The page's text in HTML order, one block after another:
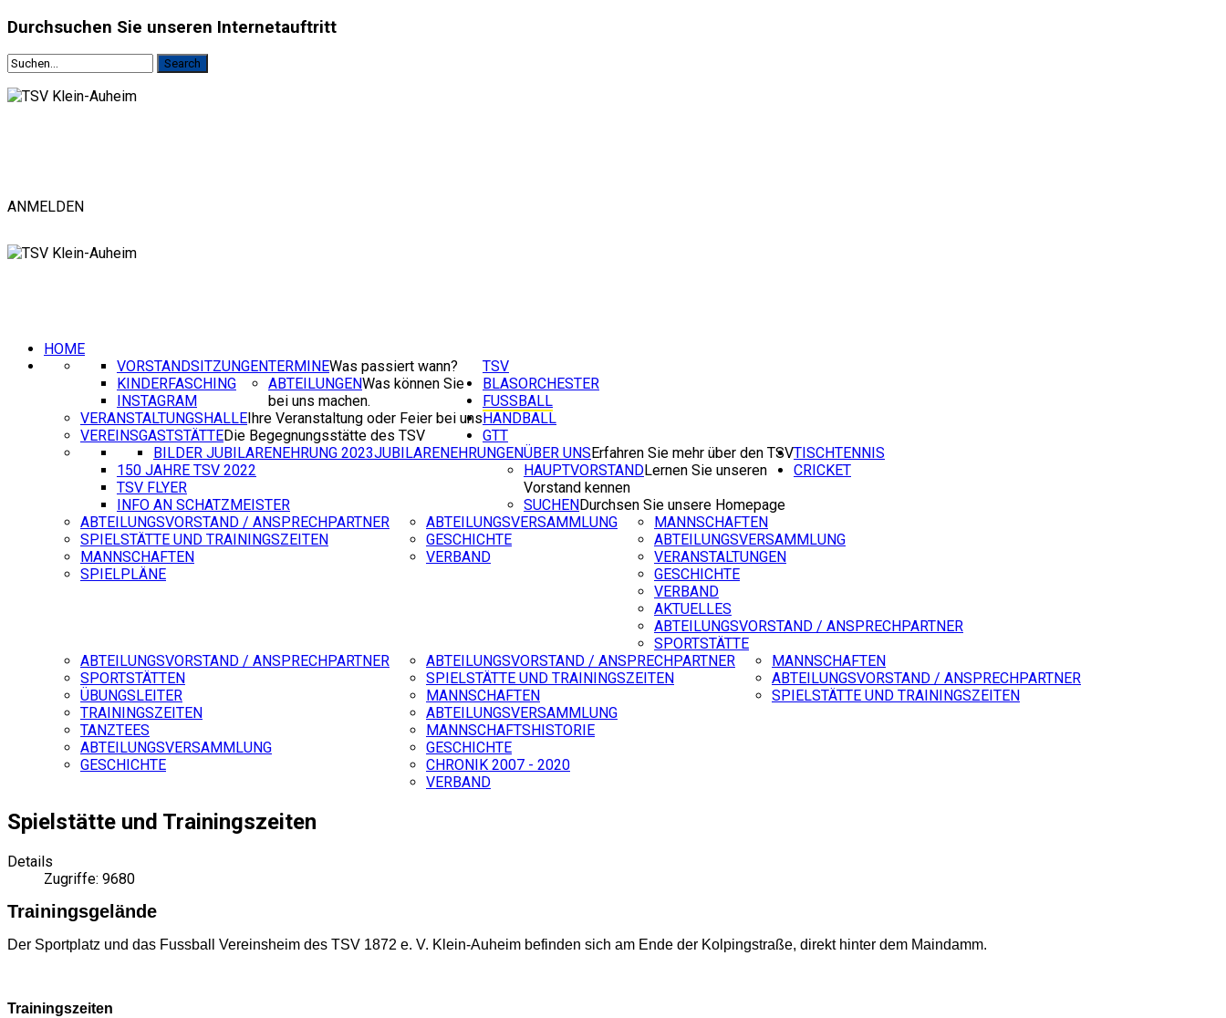
Durchsuchen Sie unseren Internetauftritt
ANMELDEN
HOME
TSV
TERMINEWas passiert wann?
VORSTANDSITZUNGEN
KINDERFASCHING
INSTAGRAM
ABTEILUNGENWas können Sie
bei uns machen.
VERANSTALTUNGSHALLE Ihre Veranstaltung oder Feier bei uns
VEREINSGASTSTÄTTEDie Begegnungsstätte des TSV
ÜBER UNS Erfahren Sie mehr über den TSV
JUBILARENEHRUNGEN
BILDER JUBILARENEHRUNG 2023
150 JAHRE TSV 2022
TSV FLYER
INFO AN SCHATZMEISTER
HAUPTVORSTANDLernen Sie unseren
Vorstand kennen
SUCHEN Durchsen Sie unsere Homepage
BLASORCHESTER
FUSSBALL
ABTEILUNGSVORSTAND / ANSPRECHPARTNER
SPIELSTÄTTE UND TRAININGSZEITEN
MANNSCHAFTEN
SPIELPLÄNE
ABTEILUNGSVERSAMMLUNG
GESCHICHTE
VERBAND
HANDBALL
MANNSCHAFTEN
ABTEILUNGSVERSAMMLUNG
VERANSTALTUNGEN
GESCHICHTE
VERBAND
AKTUELLES
ABTEILUNGSVORSTAND / ANSPRECHPARTNER
SPORTSTÄTTE
GTT
ABTEILUNGSVORSTAND / ANSPRECHPARTNER
SPORTSTÄTTEN
ÜBUNGSLEITER
TRAININGSZEITEN
TANZTEES
ABTEILUNGSVERSAMMLUNG
GESCHICHTE
TISCHTENNIS
ABTEILUNGSVORSTAND / ANSPRECHPARTNER
SPIELSTÄTTE UND TRAININGSZEITEN
MANNSCHAFTEN
ABTEILUNGSVERSAMMLUNG
MANNSCHAFTSHISTORIE
GESCHICHTE
CHRONIK 2007 - 2020
VERBAND
CRICKET
MANNSCHAFTEN
ABTEILUNGSVORSTAND / ANSPRECHPARTNER
SPIELSTÄTTE UND TRAININGSZEITEN
Spielstätte und Trainingszeiten
Details
Zugriffe: 9680
Trainingsgelände
Der Sportplatz und das Fussball Vereinsheim des TSV 1872 e. V. Klein-Auheim befinden sich am Ende der Kolpingstraße, direkt hinter dem Maindamm.
Trainingszeiten